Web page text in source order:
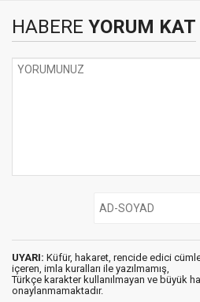
HABERE YORUM KAT
UYARI: Küfür, hakaret, rencide edici
içeren, imla kuralları ile yazılmamış,
Türkçe karakter kullanılmayan ve büyük
onaylanmamaktadır.